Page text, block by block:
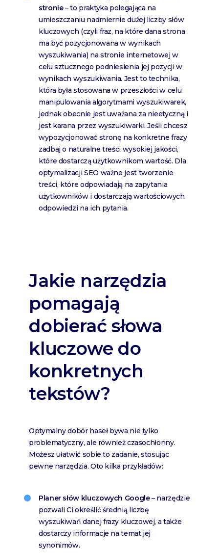
stronie– to praktyka polegająca na
umieszczaniu nadmiernie dużej liczby słów
kluczowych (czyli fraz, na które dana strona
ma być pozycjonowana w wynikach
wyszukiwania) na stronie internetowej w
celu sztucznego podniesienia jej pozycji w
wynikach wyszukiwania. Jest to technika,
która była stosowana w przeszłości w celu
manipulowania algorytmami wyszukiwarek,
jednak obecnie jest uważana za nieetyczną i
jest karana przez wyszukiwarki. Jeśli chcesz
wypozycjonować stronę na konkretne frazy
zadbaj o naturalne treści wysokiej jakości,
które dostarczą użytkownikom wartość. Dla
optymalizacji SEO ważne jest tworzenie
treści, które odpowiadają na zapytania
użytkowników i dostarczają wartościowych
odpowiedzi na ich pytania.
Jakie narzędzia
pomagają
dobierać słowa
kluczowe do
konkretnych
tekstów?
Optymalny dobór haseł bywa nie tylko
problematyczny, ale również czasochłonny.
Możesz ułatwić sobie to zadanie, stosując
pewne narzędzia. Oto kilka przykładów:
Planer słów kluczowych Google– narzędzie
pozwali Ci określić średnią liczbę
wyszukiwań danej frazy kluczowej, a także
dostarczy informacje na temat jej
synonimów.